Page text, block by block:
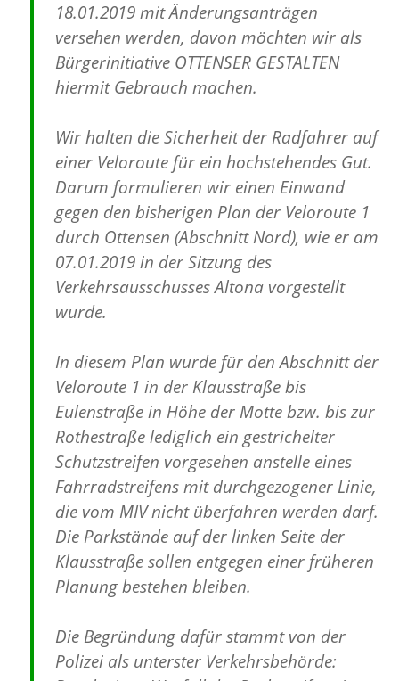
18.01.2019 mit Änderungsanträgen
versehen werden, davon möchten wir als
Bürgerinitiative OTTENSER GESTALTEN
hiermit Gebrauch machen.
Wir halten die Sicherheit der Radfahrer auf
einer Veloroute für ein hochstehendes Gut.
Darum formulieren wir einen Einwand
gegen den bisherigen Plan der Veloroute 1
durch Ottensen (Abschnitt Nord), wie er am
07.01.2019 in der Sitzung des
Verkehrsausschusses Altona vorgestellt
wurde.
In diesem Plan wurde für den Abschnitt der
Veloroute 1 in der Klausstraße bis
Eulenstraße in Höhe der Motte bzw. bis zur
Rothestraße lediglich ein gestrichelter
Schutzstreifen vorgesehen anstelle eines
Fahrradstreifens mit durchgezogener Linie,
die vom MIV nicht überfahren werden darf.
Die Parkstände auf der linken Seite der
Klausstraße sollen entgegen einer früheren
Planung bestehen bleiben.
Die Begründung dafür stammt von der
Polizei als unterster Verkehrsbehörde: